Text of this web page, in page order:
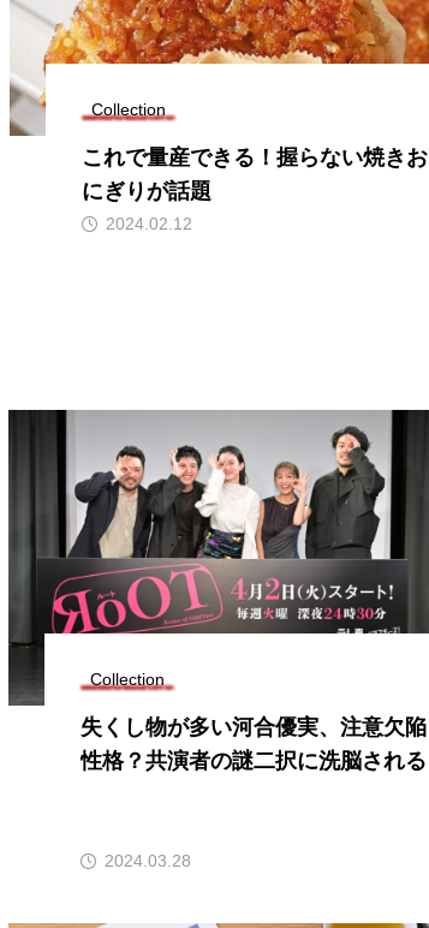
Collection
これで量産できる！握らない焼きお
にぎりが話題
2024.02.12
Collection
失くし物が多い河合優実、注意欠陥
性格？共演者の謎二択に洗脳される
2024.03.28